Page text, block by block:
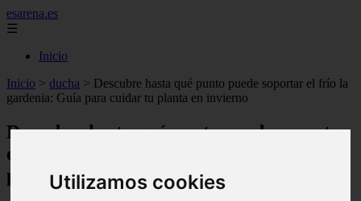
Utilizamos cookies
esarena.es
☰
Inicio
Inicio > ducha > Descubre hasta qué punto puede soportar el frío la
gardenia: Guía para cuidar tu planta en invierno
Descubre hasta qué punto puede soportar
el frío la gardenia: Guía para cuidar tu
planta en invierno